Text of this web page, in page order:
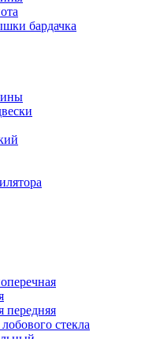
бардачка
передняя
стекла